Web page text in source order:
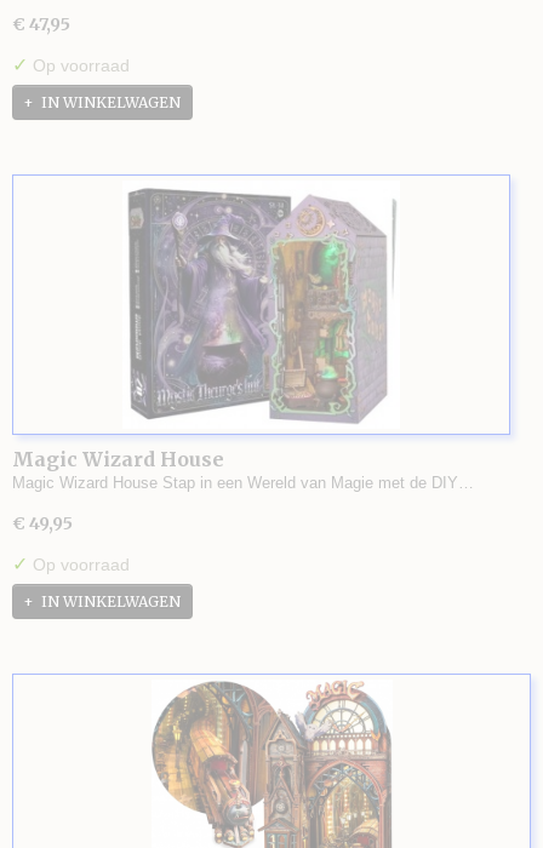
€ 47,95
✓ Op voorraad
IN WINKELWAGEN
Magic Wizard House
Magic Wizard House Stap in een Wereld van Magie met de DIY…
€ 49,95
✓ Op voorraad
IN WINKELWAGEN